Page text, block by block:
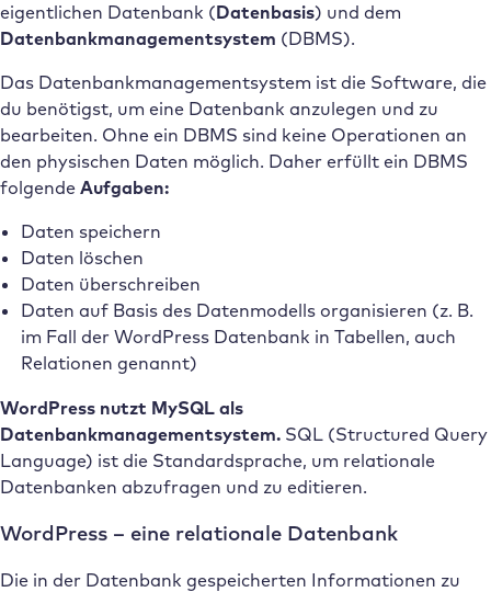
eigentlichen Datenbank (Datenbasis) und dem
Datenbankmanagementsystem (DBMS).
Das Datenbankmanagementsystem ist die Software, die
du benötigst, um eine Datenbank anzulegen und zu
bearbeiten. Ohne ein DBMS sind keine Operationen an
den physischen Daten möglich. Daher erfüllt ein DBMS
folgende Aufgaben:
Daten speichern
Daten löschen
Daten überschreiben
Daten auf Basis des Datenmodells organisieren (z. B.
im Fall der WordPress Datenbank in Tabellen, auch
Relationen genannt)
WordPress nutzt MySQL als
Datenbankmanagementsystem. SQL (Structured Query
Language) ist die Standardsprache, um relationale
Datenbanken abzufragen und zu editieren.
WordPress – eine relationale Datenbank
Die in der Datenbank gespeicherten Informationen zu